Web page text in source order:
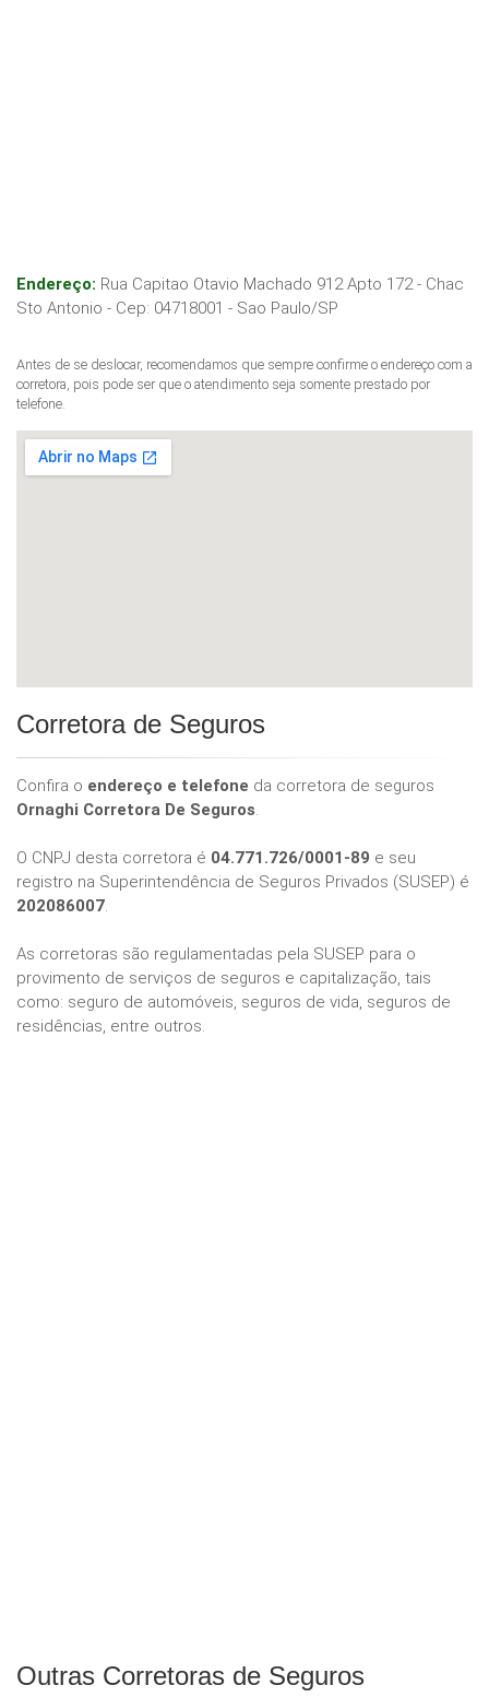
Endereço: Rua Capitao Otavio Machado 912 Apto 172 - Chac
Sto Antonio - Cep: 04718001 - Sao Paulo/SP
Antes de se deslocar, recomendamos que sempre confirme o endereço com a
corretora, pois pode ser que o atendimento seja somente prestado por
telefone.
Corretora de Seguros
Confira o endereço e telefone da corretora de seguros
Ornaghi Corretora De Seguros.
O CNPJ desta corretora é 04.771.726/0001-89 e seu
registro na Superintendência de Seguros Privados (SUSEP) é
202086007.
As corretoras são regulamentadas pela SUSEP para o
provimento de serviços de seguros e capitalização, tais
como: seguro de automóveis, seguros de vida, seguros de
residências, entre outros.
Outras Corretoras de Seguros